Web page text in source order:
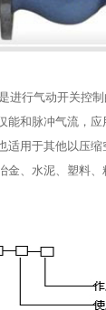
是进行气动开关控
能和脉冲气流，
适用于其他以压
金、水泥、塑料、